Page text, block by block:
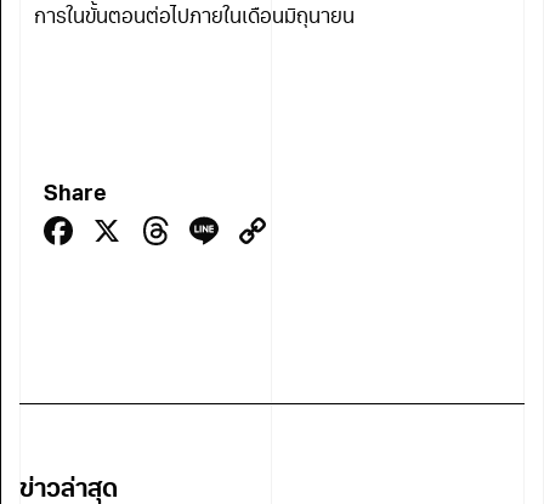
การในขั้นตอนต่อไปภายในเดือนมิถุนายน
Share
Facebook
X Threads
Line
ข่าวล่าสุด